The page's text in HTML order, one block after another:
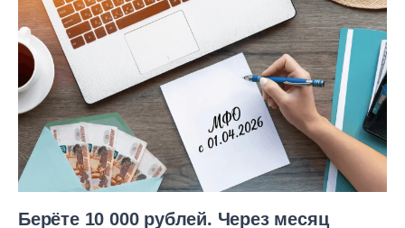
Берёте 10 000 рублей. Через месяц